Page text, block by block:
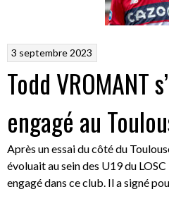
3 septembre 2023
Todd VROMANT
engagé au
Après un essai du côté du
évoluait au sein des U19 du LOSC
engagé dans ce club. Il a signé